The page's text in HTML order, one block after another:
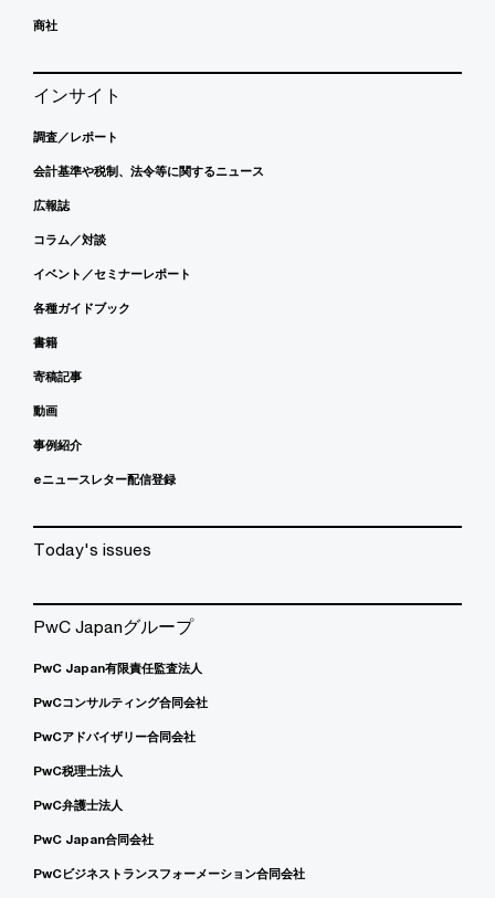
商社
インサイト
調査／レポート
会計基準や税制、法令等に関するニュース
広報誌
コラム／対談
イベント／セミナーレポート
各種ガイドブック
書籍
寄稿記事
動画
事例紹介
eニュースレター配信登録
Today's issues
PwC Japanグループ
PwC Japan有限責任監査法人
PwCコンサルティング合同会社
PwCアドバイザリー合同会社
PwC税理士法人
PwC弁護士法人
PwC Japan合同会社
PwCビジネストランスフォーメーション合同会社